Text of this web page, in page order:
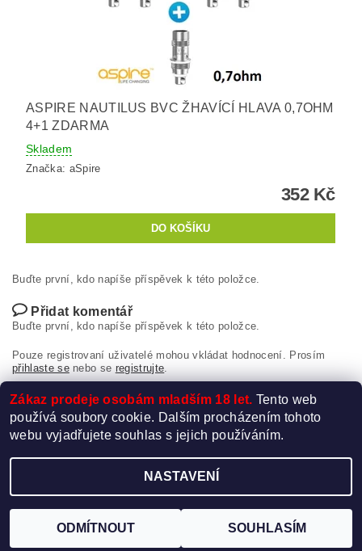
ASPIRE NAUTILUS BVC ŽHAVÍCÍ HLAVA 0,7OHM
4+1 ZDARMA
Skladem
Značka: aSpire
352 Kč
Buďte první, kdo napíše příspěvek k této položce.
Přidat komentář
Buďte první, kdo napíše příspěvek k této položce.
Pouze registrovaní uživatelé mohou vkládat hodnocení. Prosím
přihlaste senebo se registrujte
Vytvořil Shoptet
Zákaz prodeje osobám mladším 18 let. Tento web
používá soubory cookie. Dalším procházením tohoto
webu vyjadřujete souhlas s jejich používáním.
NASTAVENÍ
ODMÍTNOUT SOUHLASÍM